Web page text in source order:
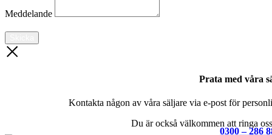
Meddelande
Prata med våra
Kontakta någon av våra säljare via e-post för
Du är också välkommen att ringa
0300 – 286